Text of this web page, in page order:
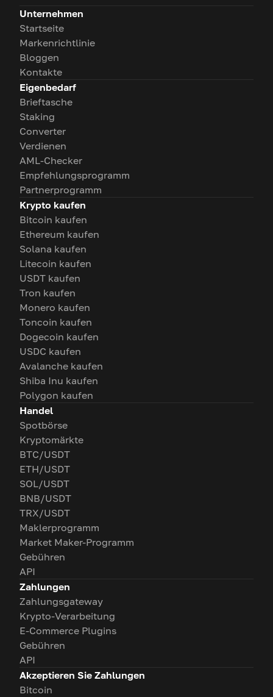
Unternehmen
Startseite
Markenrichtlinie
Bloggen
Kontakte
Eigenbedarf
Brieftasche
Staking
Converter
Verdienen
AML-Checker
Empfehlungsprogramm
Partnerprogramm
Krypto kaufen
Bitcoin kaufen
Ethereum kaufen
Solana kaufen
Litecoin kaufen
USDT kaufen
Tron kaufen
Monero kaufen
Toncoin kaufen
Dogecoin kaufen
USDC kaufen
Avalanche kaufen
Shiba Inu kaufen
Polygon kaufen
Handel
Spotbörse
Kryptomärkte
BTC/USDT
ETH/USDT
SOL/USDT
BNB/USDT
TRX/USDT
Maklerprogramm
Market Maker-Programm
Gebühren
API
Zahlungen
Zahlungsgateway
Krypto-Verarbeitung
E-Commerce Plugins
Gebühren
API
Akzeptieren Sie Zahlungen
Bitcoin